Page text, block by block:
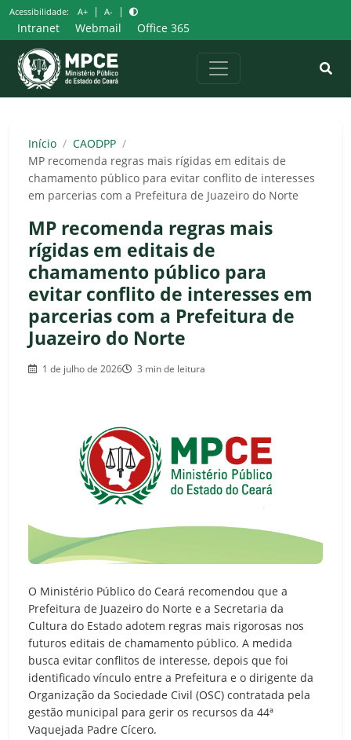
Pular
para
o
conteúdo
Acessibilidade: A+ | A- |
Intranet Webmail Office 365
Início / CAODPP /
MP recomenda regras mais rígidas em editais de
chamamento público para evitar conflito de interesses
em parcerias com a Prefeitura de Juazeiro do Norte
MP recomenda regras mais
rígidas em editais de
chamamento público para
evitar conflito de interesses em
parcerias com a Prefeitura de
Juazeiro do Norte
1 de julho de 2026 3 min de leitura
O Ministério Público do Ceará recomendou que a
Prefeitura de Juazeiro do Norte e a Secretaria da
Cultura do Estado adotem regras mais rigorosas nos
futuros editais de chamamento público. A medida
busca evitar conflitos de interesse, depois que foi
identificado vínculo entre a Prefeitura e o dirigente da
Organização da Sociedade Civil (OSC) contratada pela
gestão municipal para gerir os recursos da 44ª
Vaquejada Padre Cícero.